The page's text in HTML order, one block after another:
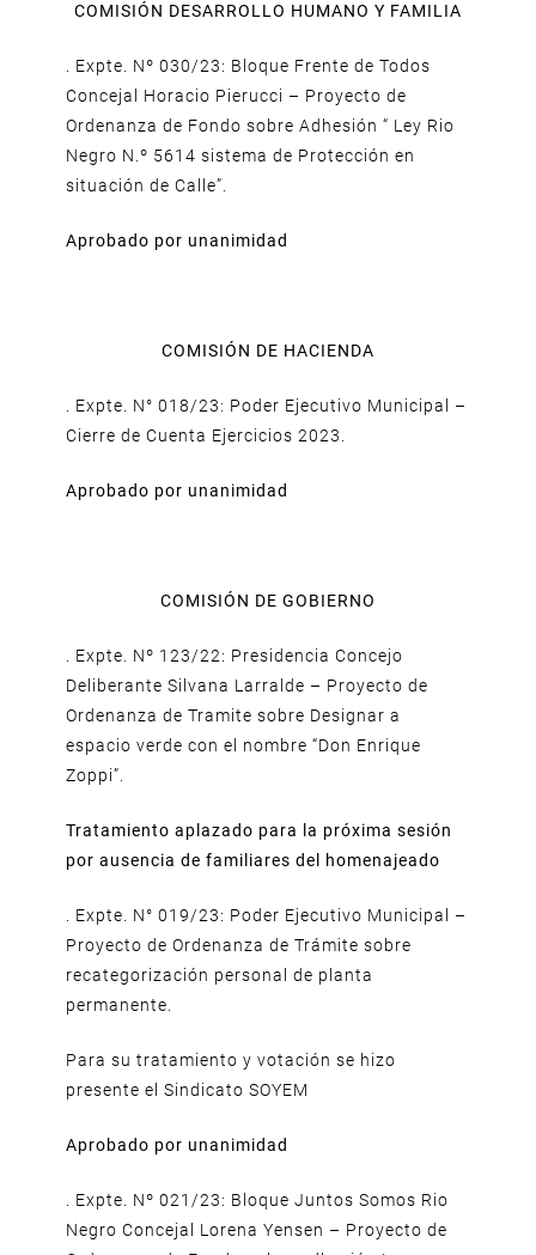
COMISIÓN DESARROLLO HUMANO Y FAMILIA
. Expte. Nº 030/23: Bloque Frente de Todos
Concejal Horacio Pierucci – Proyecto de
Ordenanza de Fondo sobre Adhesión “ Ley Rio
Negro N.º 5614 sistema de Protección en
situación de Calle”.
Aprobado por unanimidad
COMISIÓN DE HACIENDA
. Expte. N° 018/23: Poder Ejecutivo Municipal –
Cierre de Cuenta Ejercicios 2023.
Aprobado por unanimidad
COMISIÓN DE GOBIERNO
. Expte. Nº 123/22: Presidencia Concejo
Deliberante Silvana Larralde – Proyecto de
Ordenanza de Tramite sobre Designar a
espacio verde con el nombre “Don Enrique
Zoppi”.
Tratamiento aplazado para la próxima sesión
por ausencia de familiares del homenajeado
. Expte. N° 019/23: Poder Ejecutivo Municipal –
Proyecto de Ordenanza de Trámite sobre
recategorización personal de planta
permanente.
Para su tratamiento y votación se hizo
presente el Sindicato SOYEM
Aprobado por unanimidad
. Expte. Nº 021/23: Bloque Juntos Somos Rio
Negro Concejal Lorena Yensen – Proyecto de